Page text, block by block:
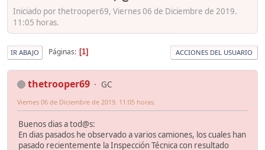
Iniciado por thetrooper69, Viernes 06 de Diciembre de 2019.
11:05 horas.
IR ABAJO Páginas 1 ACCIONES DEL USUARIO
thetrooper69 GC
Viernes 06 de Diciembre de 2019. 11:05 horas.
Buenos dias a tod@s:
En dias pasados he observado a varios camiones, los cuales han
pasado recientemente la Inspección Técnica con resultado